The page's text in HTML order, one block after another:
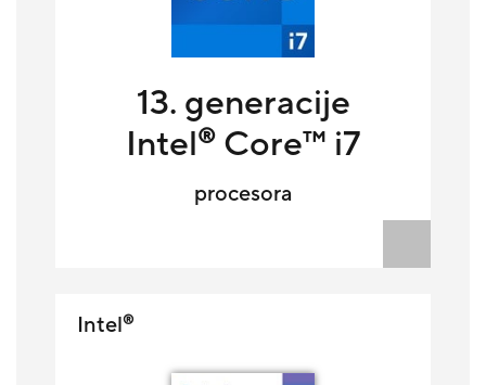
13. generacije
Intel®Core™ i7
procesora
Intel®